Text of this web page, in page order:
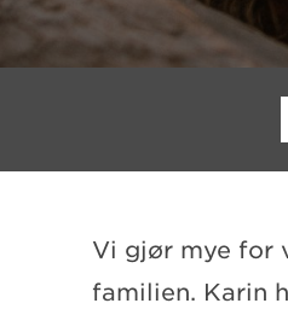
Vi gjør mye for
familien. Karin